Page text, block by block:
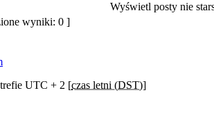
Wyświetl posty nie
wyniki: 0 ]
UTC + 2 [czas letni (DST)]